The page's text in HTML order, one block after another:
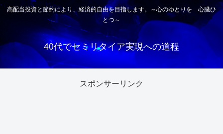
高配当投資と節約により、経済的自由を目指します。～心のゆとりを 心臓ひ
とつ～
40代でセミリタイア実現への道程
スポンサーリンク